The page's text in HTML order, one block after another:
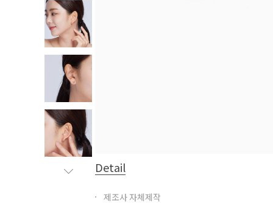
Detail
제조사 자체제작